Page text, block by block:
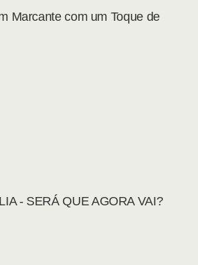
Marcante com um Toque de
- SERÁ QUE AGORA VAI?